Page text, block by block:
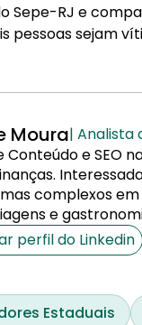
Sepe-RJ e
pessoas sejam
Moura| Analista
Conteúdo e SEO
complexos
e
perfil do Linkedin
Estaduais